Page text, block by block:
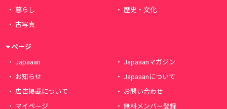
暮らし
歴史・文化
古写真
ページ
Japaaan
Japaaanマガジン
お知らせ
Japaaanについて
広告掲載について
お問い合わせ
マイページ
無料メンバー登録